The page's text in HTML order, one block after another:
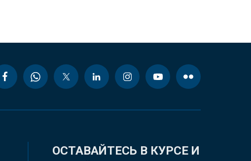
ОСТАВАЙТЕСЬ В КУРСЕ И